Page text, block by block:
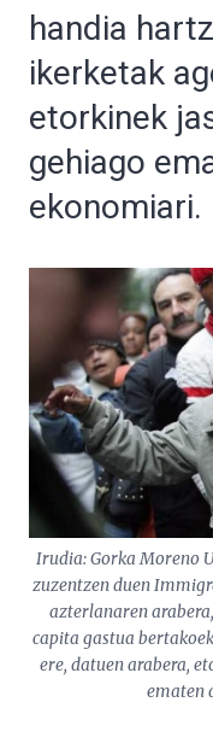
handia
ikerketak
etorkinek
gehiago
ekonomiari.
Irudia: Gorka Moreno
zuzentzen duen
azterlanaren
capita gastua
ere, datuen arabera,
ematen